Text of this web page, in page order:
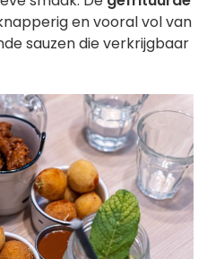
en vooral vol van
sauzen die verkrijgbaar